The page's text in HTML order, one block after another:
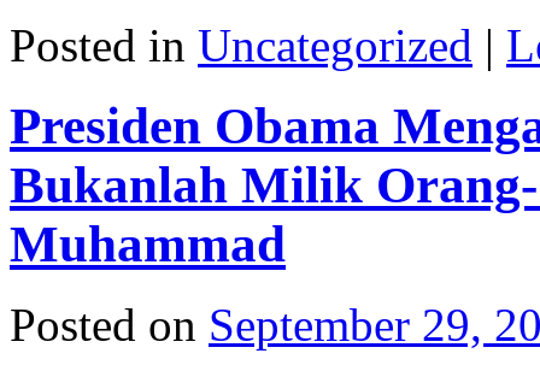
Posted in Uncategorized |
Presiden Obama
Bukanlah Milik
Muhammad
Posted on September 29,